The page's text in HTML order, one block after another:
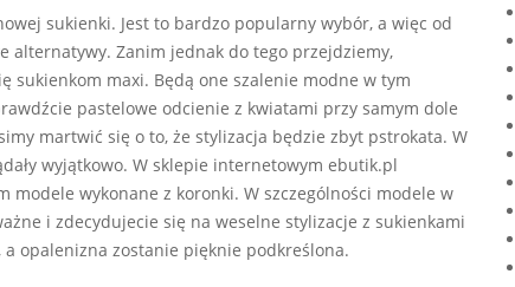
sukienki. Jest to bardzo popularny wybór, a więc od
alternatywy. Zanim jednak do tego przejdziemy,
sukienkom maxi. Będą one szalenie modne w tym
pastelowe odcienie z kwiatami przy samym dole
martwić się o to, że stylizacja będzie zbyt pstrokata. W
wyjątkowo. W sklepie internetowym ebutik.pl
modele wykonane z koronki. W szczególności modele w
i zdecydujecie się na weselne stylizacje z sukienkami
opalenizna zostanie pięknie podkreślona.